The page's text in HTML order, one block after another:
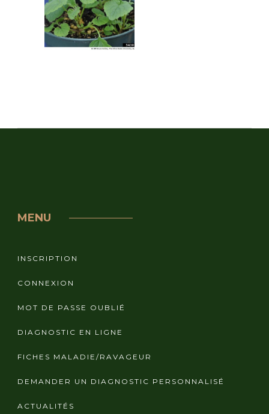
MENU
INSCRIPTION
CONNEXION
MOT DE PASSE OUBLIÉ
DIAGNOSTIC EN LIGNE
FICHES MALADIE/RAVAGEUR
DEMANDER UN DIAGNOSTIC PERSONNALISÉ
ACTUALITÉS